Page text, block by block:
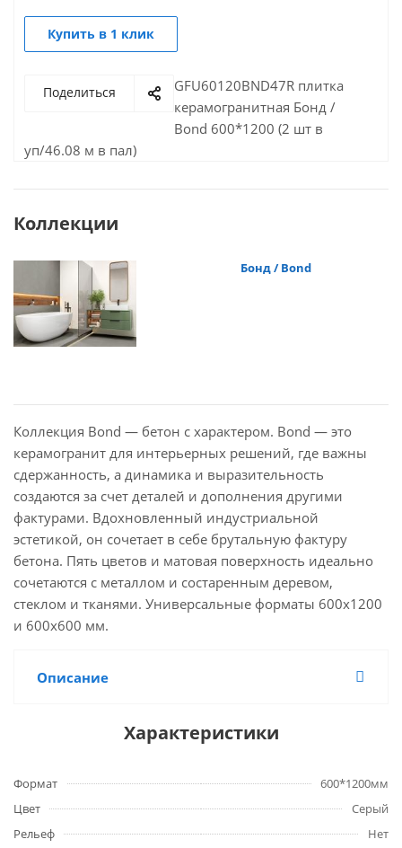
Купить в 1 клик
Поделиться
GFU60120BND47R плитка
керамогранитная Бонд /
Bond 600*1200 (2 шт в
уп/46.08 м в пал)
Коллекции
Бонд / Bond
Коллекция Bond — бетон с характером. Bond — это
керамогранит для интерьерных решений, где важны
сдержанность, а динамика и выразительность
создаются за счет деталей и дополнения другими
фактурами. Вдохновленный индустриальной
эстетикой, он сочетает в себе брутальную фактуру
бетона. Пять цветов и матовая поверхность идеально
сочетаются с металлом и состаренным деревом,
стеклом и тканями. Универсальные форматы 600х1200
и 600х600 мм.
Описание
Характеристики
Формат
600*1200мм
Цвет
Серый
Рельеф
Нет